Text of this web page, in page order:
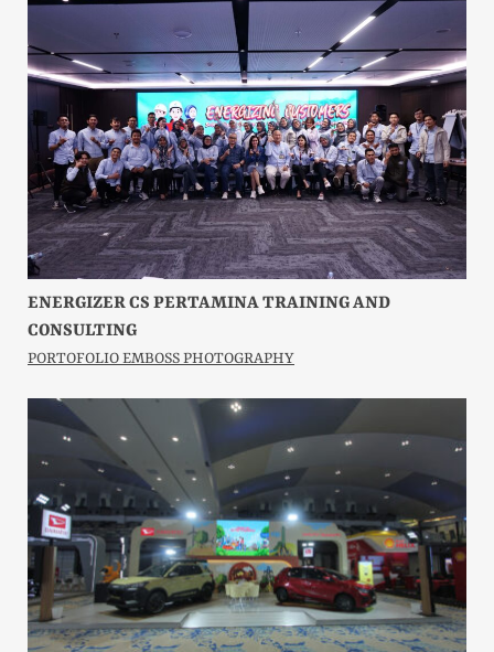
ENERGIZER CS PERTAMINA TRAINING AND
CONSULTING
PORTOFOLIO EMBOSS PHOTOGRAPHY